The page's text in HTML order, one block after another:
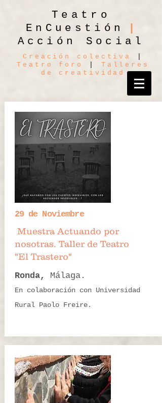
Teatro
EnCuestión
|
Acción Social
Creación colectiva
Teatro foro
Talleres
de creatividad
29 de Noviembre
Muestra Actuando por
nosotras. Taller de Teatro
"El Trastero"
Ronda, Málaga.
En colaboración con Universidad
Rural Paolo Freire.